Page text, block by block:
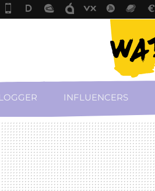
INFLUENCERS